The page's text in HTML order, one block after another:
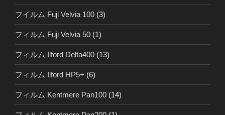
フイルム Fuji Velvia 100 (3)
フィルム Fuji Velvia 50 (1)
フィルム Ilford Delta400 (13)
フィルム Ilford HP5+ (6)
フィルム Kentmere Pan100 (14)